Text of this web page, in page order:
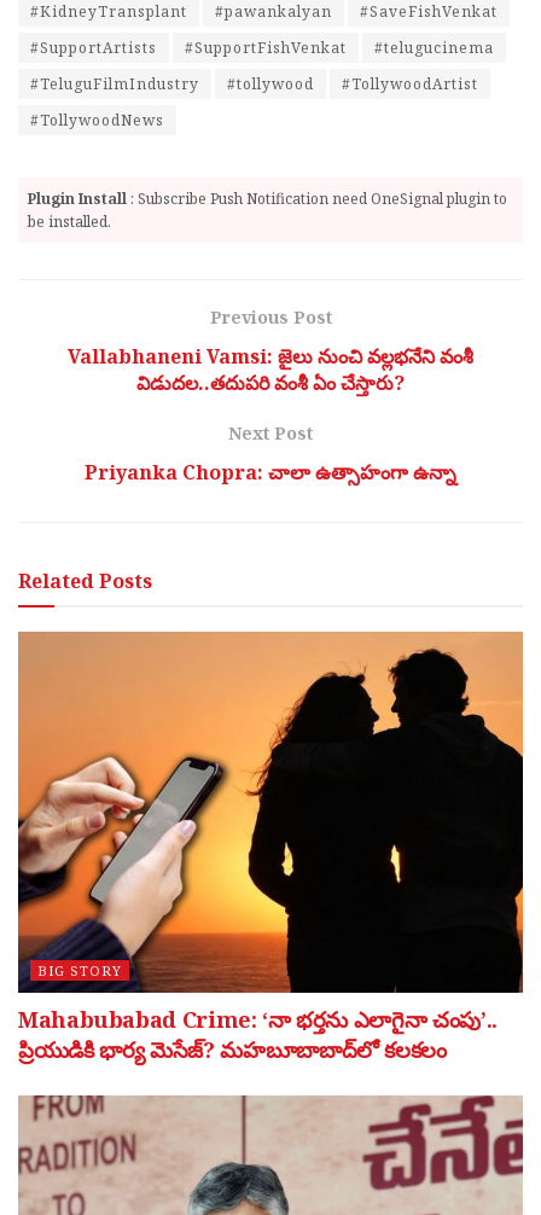
#KidneyTransplant
#pawankalyan
#SaveFishVenkat
#SupportArtists
#SupportFishVenkat
#telugucinema
#TeluguFilmIndustry
#tollywood
#TollywoodArtist
#TollywoodNews
Plugin Install : Subscribe Push Notification need OneSignal plugin to
be installed.
Previous Post
Vallabhaneni Vamsi: జైలు నుంచి వల్లభనేని వంశీ
విడుదల..తదుపరి వంశీ ఏం చేస్తారు?
Next Post
Priyanka Chopra: చాలా ఉత్సాహంగా ఉన్నా
RelatedPosts
BIG STORY
Mahabubabad Crime: ‘నా భర్తను ఎలాగైనా చంపు’..
ప్రియుడికి భార్య మెసేజ్? మహబూబాబాద్‌లో కలకలం